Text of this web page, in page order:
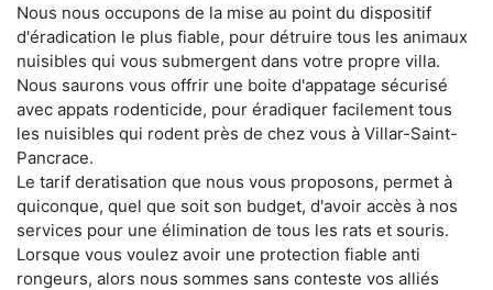
Nous nous occupons de la mise au point du dispositif
d'éradication le plus fiable, pour détruire tous les animaux
nuisibles qui vous submergent dans votre propre villa.
Nous saurons vous offrir une boite d'appatage sécurisé
avec appats rodenticide, pour éradiquer facilement tous
les nuisibles qui rodent près de chez vous à Villar-Saint-
Pancrace.
Le tarif deratisation que nous vous proposons, permet à
quiconque, quel que soit son budget, d'avoir accès à nos
services pour une élimination de tous les rats et souris.
Lorsque vous voulez avoir une protection fiable anti
rongeurs, alors nous sommes sans conteste vos alliés